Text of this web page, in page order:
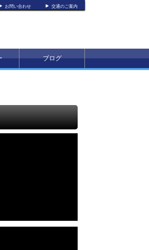
お問い合わせ 交通のご案内
ブログ